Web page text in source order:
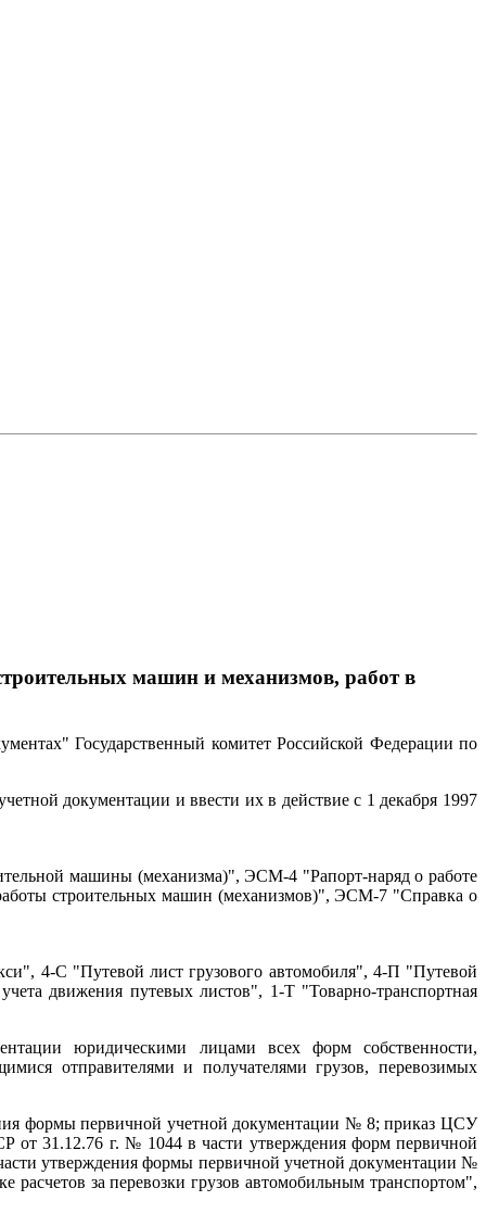
машин и механизмов, работ в
Государственный комитет Российской Федерации по
документации и ввести их в действие с 1 декабря 1997
машины (механизма)", ЭСМ-4 "Рапорт-наряд о работе
строительных машин (механизмов)", ЭСМ-7 "Справка о
4-С "Путевой лист грузового автомобиля", 4-П "Путевой
движения путевых листов", 1-Т "Товарно-транспортная
юридическими лицами всех форм собственности,
отправителями и получателями грузов, перевозимых
формы первичной учетной документации № 8; приказ ЦСУ
31.12.76 г. № 1044 в части утверждения форм первичной
формы первичной учетной документации №
за перевозки грузов автомобильным транспортом",